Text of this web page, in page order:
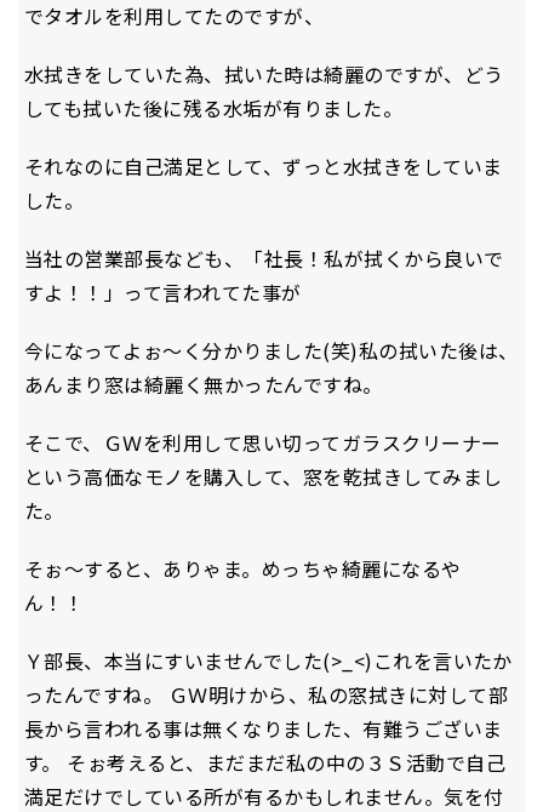
でタオルを利用してたのですが、
水拭きをしていた為、拭いた時は綺麗のですが、どう
しても拭いた後に残る水垢が有りました。
それなのに自己満足として、ずっと水拭きをしていま
した。
当社の営業部長なども、「社長！私が拭くから良いで
すよ！！」って言われてた事が
今になってよぉ～く分かりました(笑)私の拭いた後は、
あんまり窓は綺麗く無かったんですね。
そこで、ＧＷを利用して思い切ってガラスクリーナー
という高価なモノを購入して、窓を乾拭きしてみまし
た。
そぉ～すると、ありゃま。めっちゃ綺麗になるや
ん！！
Ｙ部長、本当にすいませんでした(>_<)これを言いたか
ったんですね。 ＧＷ明けから、私の窓拭きに対して部
長から言われる事は無くなりました、有難うございま
す。 そぉ考えると、まだまだ私の中の３Ｓ活動で自己
満足だけでしている所が有るかもしれません。気を付